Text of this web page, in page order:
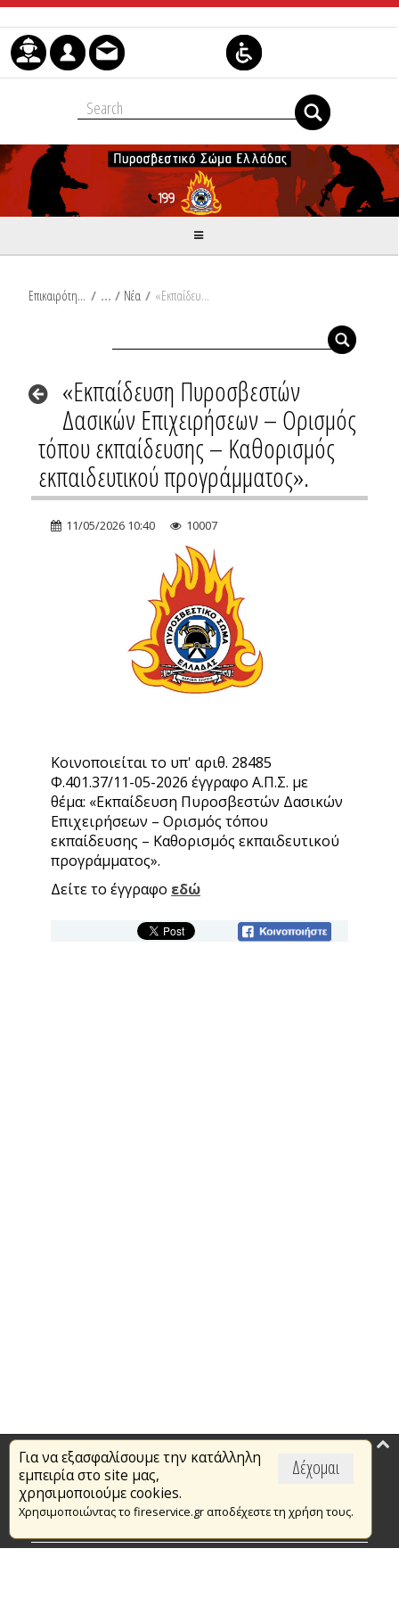
Μετάβαση στο περιεχόμενο
Επικαιρότητα / Νέα / «Εκπαίδευση Πυροσβεστών Δασικών Επιχειρήσεων – Ορισμός τόπου εκπαίδευσης – Καθορισμός εκπαιδευτικού προγράμματος».
«Εκπαίδευση Πυροσβεστών
Δασικών Επιχειρήσεων – Ορισμός
τόπου εκπαίδευσης – Καθορισμός
εκπαιδευτικού προγράμματος».
11/05/2026 10:40 10007
Κοινοποιείται το υπ' αριθ. 28485
Φ.401.37/11-05-2026 έγγραφο Α.Π.Σ. με
θέμα: «Εκπαίδευση Πυροσβεστών Δασικών
Επιχειρήσεων – Ορισμός τόπου
εκπαίδευσης – Καθορισμός εκπαιδευτικού
προγράμματος».
Δείτε το έγγραφο εδώ
Δέχομαι
Για να εξασφαλίσουμε την κατάλληλη
εμπειρία στο site μας,
χρησιμοποιούμε cookies.
Χρησιμοποιώντας το fireservice.gr αποδέχεστε τη χρήση τους.
Επικαιρότητα
Το Πυροσβεστικό Σώμα